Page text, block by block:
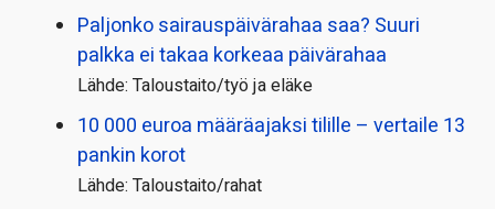
Paljonko sairauspäivä­rahaa saa? Suuri
palkka ei takaa korkeaa päivärahaa
Lähde: Taloustaito/työ ja eläke
10 000 euroa määräajaksi tilille – vertaile 13
pankin korot
Lähde: Taloustaito/rahat